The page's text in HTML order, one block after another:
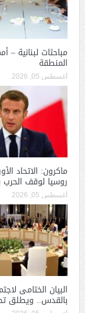
مباحثات لبنانية
المنطقة
أغسطس 05, 2026
ماكرون: الاتحاد
روسيا لوقف الحرب
أغسطس 05, 2026
البيان الختامى
بالقدس.. ويطلق